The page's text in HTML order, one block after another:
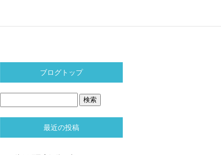
ブログトップ
最近の投稿